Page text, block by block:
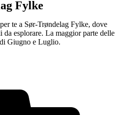
Fylke
te a Sør-Trøndelag Fylke, dove
esplorare. La maggior parte delle
Giugno e Luglio.